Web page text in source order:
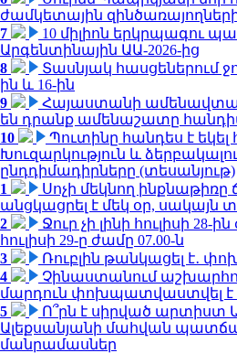
ժամկետային
7
10 միլիոն երկրպագու
Արգենտինային ԱԱ-2026-ից
8
Տասնյակ հասցեներում
ին և 16-ին
9
Հայաստանի
են դրանք ամենաշատը
10
Պուտինը հանդես է
Խուզարկություն և
ընդդիմադիրները (տեսանյութ)
1
Սոչի մեկնող
անցկացրել է մեկ օր, սակայն
2
Ջուր չի լինի հուլիսի 28-
հուլիսի 29-ը ժամը 07.00-ն
3
Ռուբլին թանկացել է․
4
Չինաստանում
մարդուն փոխպատվաստվել է
5
Ո՞րն է սիրված արտիստ
Ալեքսանյանի մահվան
մանրամասներ